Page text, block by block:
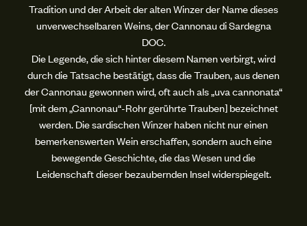
Tradition und der Arbeit der alten Winzer der Name dieses
unverwechselbaren Weins, der Cannonau di Sardegna
DOC.
Die Legende, die sich hinter diesem Namen verbirgt, wird
durch die Tatsache bestätigt, dass die Trauben, aus denen
der Cannonau gewonnen wird, oft auch als „uva cannonata“
[mit dem „Cannonau“-Rohr gerührte Trauben] bezeichnet
werden. Die sardischen Winzer haben nicht nur einen
bemerkenswerten Wein erschaffen, sondern auch eine
bewegende Geschichte, die das Wesen und die
Leidenschaft dieser bezaubernden Insel widerspiegelt.